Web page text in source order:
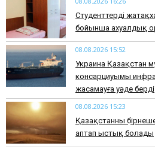
Студенттерді
бойынша ахуалдық
08.08.2026 15:52
Украина Қазақстан
консарциуымы
жасамауға уәде берді
08.08.2026 15:23
Қазақстанның
аптап ыстық болады